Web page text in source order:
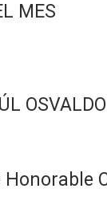
MES